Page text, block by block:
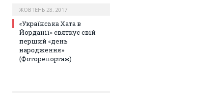
ЖОВТЕНЬ 28, 2017
«Українська Хата в
Йорданії» святкує свій
перший «день
народження»
(Фоторепортаж)